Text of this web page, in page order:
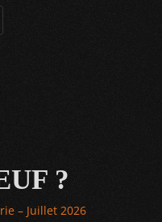
?
– Juillet 2026